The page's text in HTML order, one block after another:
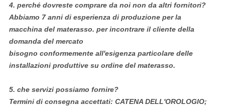
4. perché dovreste comprare da noi non da altri fornitori?
Abbiamo 7 anni di esperienza di produzione per la
macchina del materasso. per incontrare il cliente della
domanda del mercato
bisogno conformemente all'esigenza particolare delle
installazioni produttive su ordine del materasso.
5. che servizi possiamo fornire?
Termini di consegna accettati: CATENA DELL'OROLOGIO;